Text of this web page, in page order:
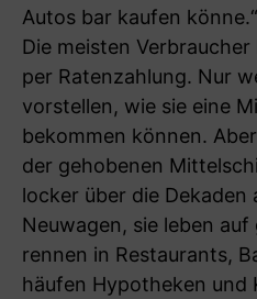
Autos bar kaufen
Die meisten
per Ratenzahlung. Nur
vorstellen, wie sie eine
bekommen können.
der gehobenen
locker über die Dekaden
Neuwagen, sie leben
rennen in Restaurants,
häufen Hypotheken und